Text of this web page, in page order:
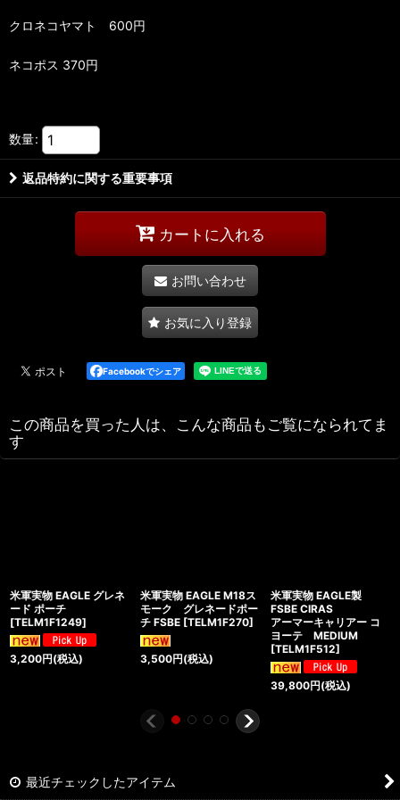
クロネコヤマト 600円
ネコポス 370円
数量:
返品特約に関する重要事項
カートに入れる
お問い合わせ
お気に入り登録
Facebookでシェア
この商品を買った人は、こんな商品もご覧になられてま
す
米軍実物 EAGLE グレネ
ード ポーチ
[TELM1F1249]
3,200円(税込)
米軍実物 EAGLE M18ス
モーク グレネードポー
チ FSBE [TELM1F270]
3,500円(税込)
米軍実物 EAGLE製
FSBE CIRAS
アーマーキャリアー コ
ヨーテ MEDIUM
[TELM1F512]
39,800円(税込)
最近チェックしたアイテム